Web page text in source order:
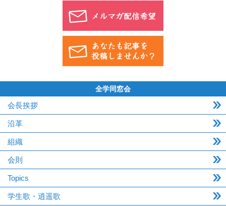
全学同窓会
会長挨拶
沿革
組織
会則
Topics
学生歌・逍遥歌